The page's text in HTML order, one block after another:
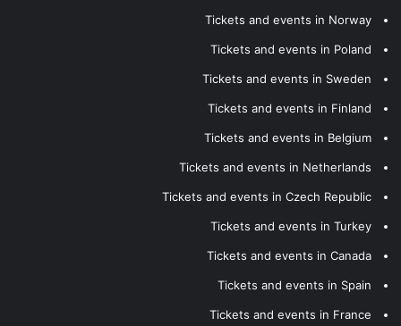
Tickets and events in Norway
Tickets and events in Poland
Tickets and events in Sweden
Tickets and events in Finland
Tickets and events in Belgium
Tickets and events in Netherlands
Tickets and events in Czech Republic
Tickets and events in Turkey
Tickets and events in Canada
Tickets and events in Spain
Tickets and events in France